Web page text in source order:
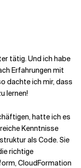
tätig. Und ich habe
Erfahrungen mit
dachte ich mir, dass
lernen!
hatte ich es
Kenntnisse
als Code. Sie
richtige
CloudFormation